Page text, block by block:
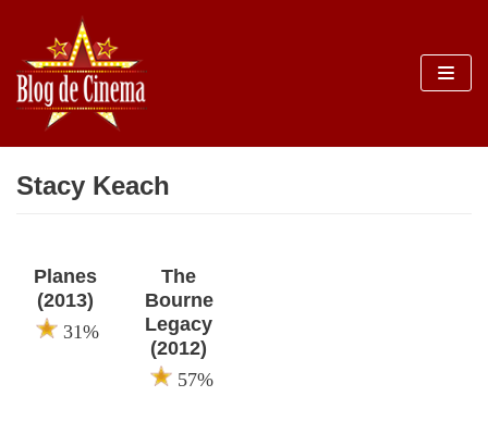
Sari
la
conținut
Stacy Keach
Planes
(2013)
31%
The
Bourne
Legacy
(2012)
57%